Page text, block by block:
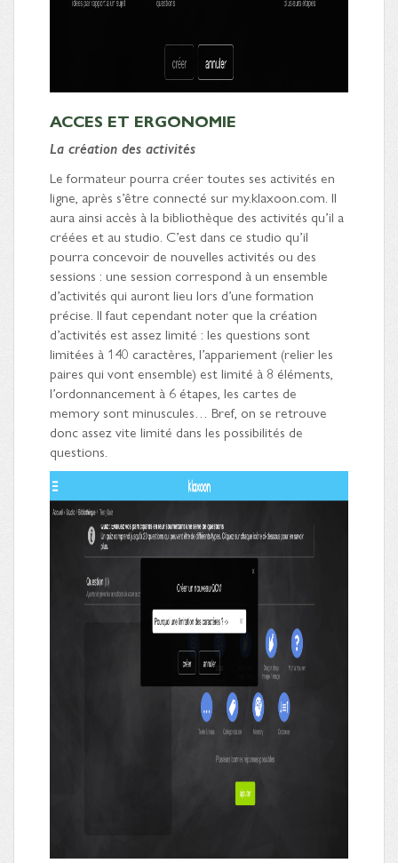
ACCES ET ERGONOMIE
La création des activités
Le formateur pourra créer toutes ses activités en
ligne, après s’être connecté sur my.klaxoon.com. Il
aura ainsi accès à la bibliothèque des activités qu’il a
créées et au studio. C’est dans ce studio qu’il
pourra concevoir de nouvelles activités ou des
sessions : une session correspond à un ensemble
d’activités qui auront lieu lors d’une formation
précise. Il faut cependant noter que la création
d’activités est assez limité : les questions sont
limitées à 140 caractères, l’appariement (relier les
paires qui vont ensemble) est limité à 8 éléments,
l’ordonnancement à 6 étapes, les cartes de
memory sont minuscules… Bref, on se retrouve
donc assez vite limité dans les possibilités de
questions.